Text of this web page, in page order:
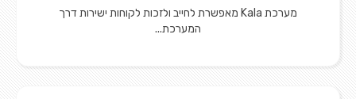
מערכת Kala מאפשרת לחייב ולזכות לקוחות ישירות דרך
המערכת...